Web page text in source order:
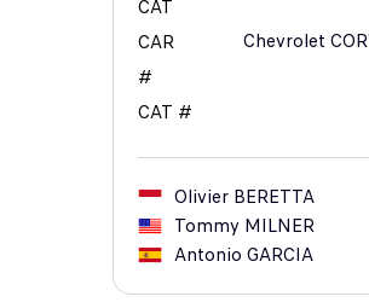
CAT
CAR
Chevrolet
#
CAT #
Olivier BERETTA
Tommy MILNER
Antonio GARCIA